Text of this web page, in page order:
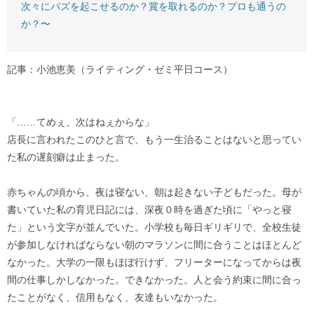
次々にバズを起こせるのか？賞を取れるのか？プロも通うの
か？〜
記事：小池恵美（ライティング・ゼミ平日コース）
「……てめぇ、次はねぇからな」
店長に言われたこのひと言で、もう一生治ることはないと思ってい
た私の遅刻癖は止まった。
赤ちゃんの頃から、夜は寝ない、朝は起きない子どもだった。母が
書いていた私の育児日記には、深夜０時を過ぎた頃に「やっと寝
た」という文字が並んでいた。小学校も毎日ギリギリで、全校生徒
が参加しなければならない朝のマラソンに間に合うことはほとんど
なかった。大学の一限もほぼ行けず、フリーターになってからは夜
間の仕事しかしなかった。できなかった。人と会う約束に間に合っ
たことがなく、信用もなく、友達もいなかった。